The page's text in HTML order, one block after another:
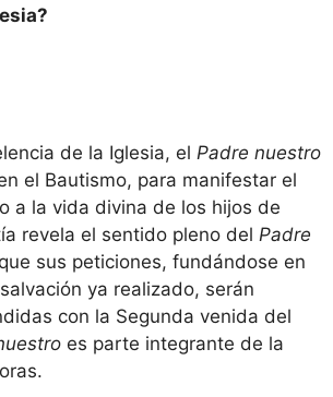
de la Iglesia, el Padre nuestro
el Bautismo, para manifestar el
a la vida divina de los hijos de
revela el sentido pleno del Padre
sus peticiones, fundándose en
ya realizado, serán
con la Segunda venida del
es parte integrante de la